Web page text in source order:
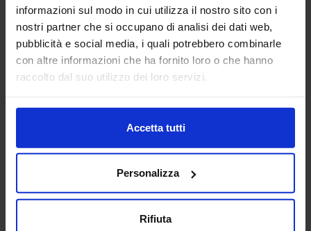
informazioni sul modo in cui utilizza il nostro sito con i
nostri partner che si occupano di analisi dei dati web,
pubblicità e social media, i quali potrebbero combinarle
con altre informazioni che ha fornito loro o che hanno
raccolto dal suo utilizzo dei loro servizi.
Accetta tutti
Personalizza
Rifiuta
Dal 2005, AL. EA è un punto di riferimento nell'industria
manifatturiera industriale, offrendo servizi di terze parti
progettati per soddisfare le esigenze delle aziende
moderne. Con una f...
Padiglione: Pad. 26 Stand:B57
ALEX SPA
MATERIALI NON FERROSI E LEGHE